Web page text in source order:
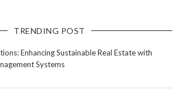
TRENDING POST
Enhancing Sustainable Real Estate with
Systems